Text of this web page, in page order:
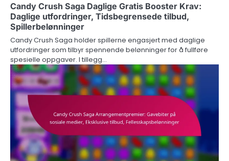
Candy Crush Saga Daglige Gratis Booster Krav:
Daglige utfordringer, Tidsbegrensede tilbud,
Spillerbelønninger
Candy Crush Saga holder spillerne engasjert med daglige
utfordringer som tilbyr spennende belønninger for å fullføre
spesielle oppgaver. I tillegg…